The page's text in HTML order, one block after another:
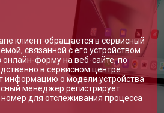
клиент обращается в сервисный
связанной с его устройством.
форму на веб-сайте, по
в сервисном центре.
информацию о модели устройства
менеджер регистрирует
номер для отслеживания процесса